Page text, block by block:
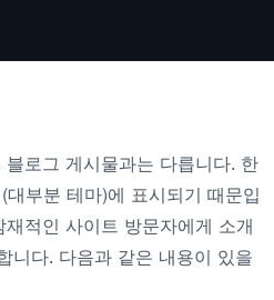
로그 게시물과는 다릅니다. 한
부분 테마)에 표시되기 때문입
적인 사이트 방문자에게 소개
니다. 다음과 같은 내용이 있을